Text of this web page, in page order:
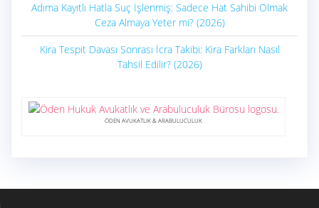
Adıma Kayıtlı Hatla Suç İşlenmiş: Sadece Hat Sahibi Olmak
Ceza Almaya Yeter mi? (2026)
Kira Tespit Davası Sonrası İcra Takibi: Kira Farkları Nasıl
Tahsil Edilir? (2026)
ÖDEN AVUKATLIK & ARABULUCULUK